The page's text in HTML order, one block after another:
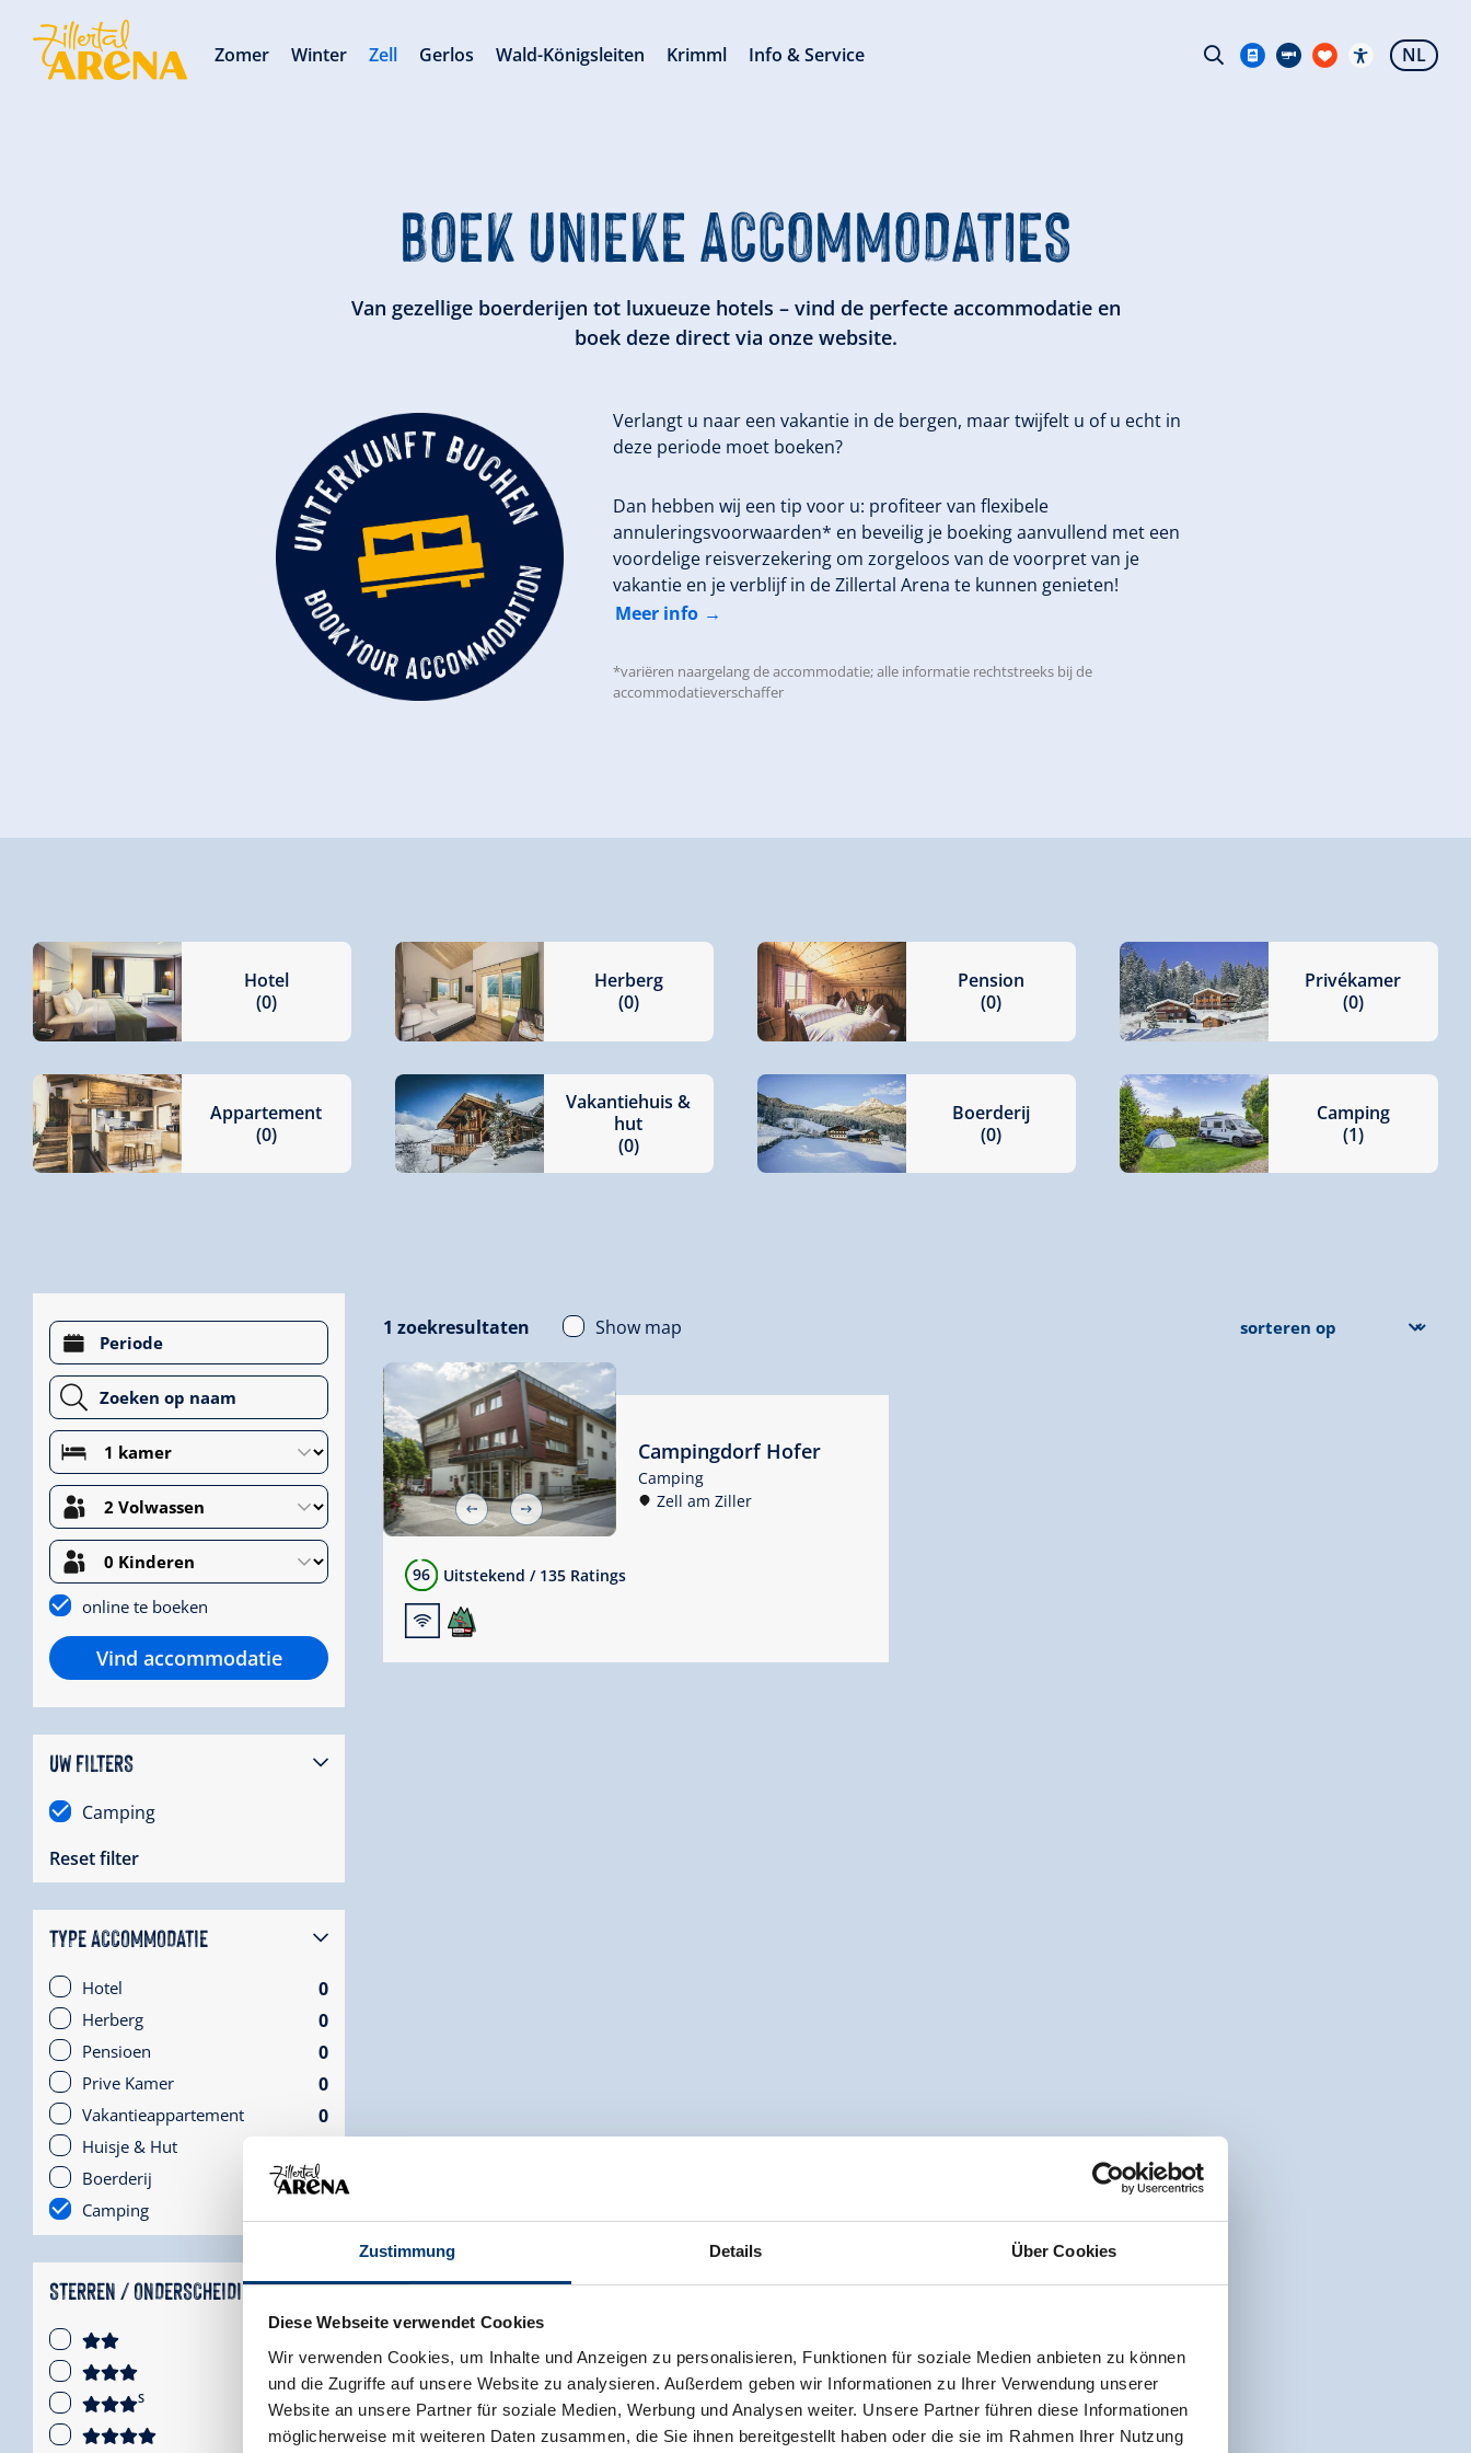
Zustimmung Details Über Cookies
Diese Webseite verwendet Cookies
Wir verwenden Cookies, um Inhalte und Anzeigen zu personalisieren, Funktionen für soziale Medien anbieten zu können
und die Zugriffe auf unsere Website zu analysieren. Außerdem geben wir Informationen zu Ihrer Verwendung unserer
Website an unsere Partner für soziale Medien, Werbung und Analysen weiter. Unsere Partner führen diese Informationen
möglicherweise mit weiteren Daten zusammen, die Sie ihnen bereitgestellt haben oder die sie im Rahmen Ihrer Nutzung
BOEK UNIEKE ACCOMMODATIES
Van gezellige boerderijen tot luxueuze hotels – vind de perfecte accommodatie en
boek deze direct via onze website.
Verlangt u naar een vakantie in de bergen, maar twijfelt u of u echt in
deze periode moet boeken?
Dan hebben wij een tip voor u: profiteer van flexibele
annuleringsvoorwaarden* en beveilig je boeking aanvullend met een
voordelige reisverzekering om zorgeloos van de voorpret van je
vakantie en je verblijf in de Zillertal Arena te kunnen genieten!
Meer info
*variëren naargelang de accommodatie; alle informatie rechtstreeks bij de
accommodatieverschaffer
Hotel
(0)
Herberg
(0)
Pension
(0)
Privékamer
(0)
Appartement
(0)
Vakantiehuis &
hut
(0)
Boerderij
(0)
Camping
(1)
online te boeken
Vind accommodatie
UW FILTERS
Camping
Reset filter
TYPE ACCOMMODATIE
Hotel 0
Herberg 0
Pensioen 0
Prive Kamer 0
Vakantieappartement 0
Huisje & Hut
Boerderij 0
Camping
STERREN / ONDERSCHEIDINGEN
S
0
0
1 zoekresultaten Show map
Campingdorf Hofer
Camping
Zell am Ziller
96 Uitstekend / 135 Ratings
🜉
Zomer Winter Zell Gerlos Wald-Königsleiten Krimml Info & Service NL